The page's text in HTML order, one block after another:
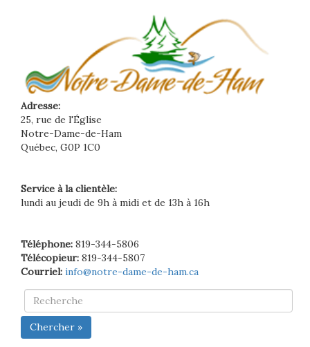
Adresse:
25, rue de l'Église
Notre-Dame-de-Ham
Québec, G0P 1C0
Service à la clientèle:
lundi au jeudi de 9h à midi et de 13h à 16h
Téléphone: 819-344-5806
Télécopieur: 819-344-5807
Courriel: info@notre-dame-de-ham.ca
Chercher »